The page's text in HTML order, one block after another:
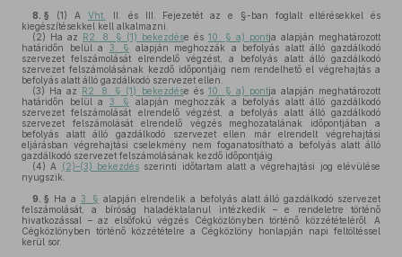
8. § (1) A Vht.
II. és III. Fejezetét az e §-ban foglalt eltérésekkel és
kiegészítésekkel kell alkalmazni.
(2) Ha az R2. 8. § (1) bekezdése és 10. § a) pontja alapján meghatározott
határidőn belül a 3. § alapján meghozzák a befolyás alatt álló gazdálkodó
szervezet felszámolását elrendelő végzést, a befolyás alatt álló gazdálkodó
szervezet felszámolásának kezdő időpontjáig nem rendelhető el végrehajtás a
befolyás alatt álló gazdálkodó szervezet ellen.
(3) Ha az R2. 8. § (1) bekezdése és 10. § a) pontja alapján meghatározott
határidőn belül a 3. § alapján meghozzák a befolyás alatt álló gazdálkodó
szervezet felszámolását elrendelő végzést, a befolyás alatt álló gazdálkodó
szervezet felszámolását elrendelő végzés meghozatalának időpontjában a
befolyás alatt álló gazdálkodó szervezet ellen már elrendelt végrehajtási
eljárásban végrehajtási cselekmény nem foganatosítható a befolyás alatt álló
gazdálkodó szervezet felszámolásának kezdő időpontjáig.
(4) A (2)–(3) bekezdésszerinti időtartam alatt a végrehajtási jog elévülése
nyugszik.
9. § Ha a 3. § alapján elrendelik a befolyás alatt álló gazdálkodó szervezet
felszámolását, a bíróság haladéktalanul intézkedik – e rendeletre történő
hivatkozással – az elsőfokú végzés Cégközlönyben történő közzétételéről. A
Cégközlönyben történő közzétételre a Cégközlöny honlapján napi feltöltéssel
kerül sor.